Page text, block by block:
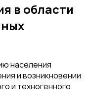
в области
населения
и возникновении
и техногенного